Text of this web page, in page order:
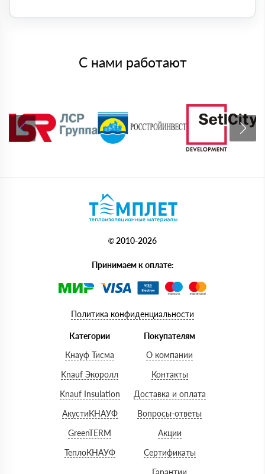
С нами работают
© 2010-2026
Принимаем к оплате:
Политика конфиденциальности
Категории
Кнауф Тисма
Knauf Экоролл
Knauf Insulation
АкустиКНАУФ
GreenTERM
ТеплоКНАУФ
Покупателям
О компании
Контакты
Доставка и оплата
Вопросы-ответы
Акции
Сертификаты